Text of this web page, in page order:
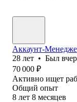
Аккаунт-
28 лет • Был
70 000 ₽
Активно ищет
Общий опыт
8 лет 8 месяцев